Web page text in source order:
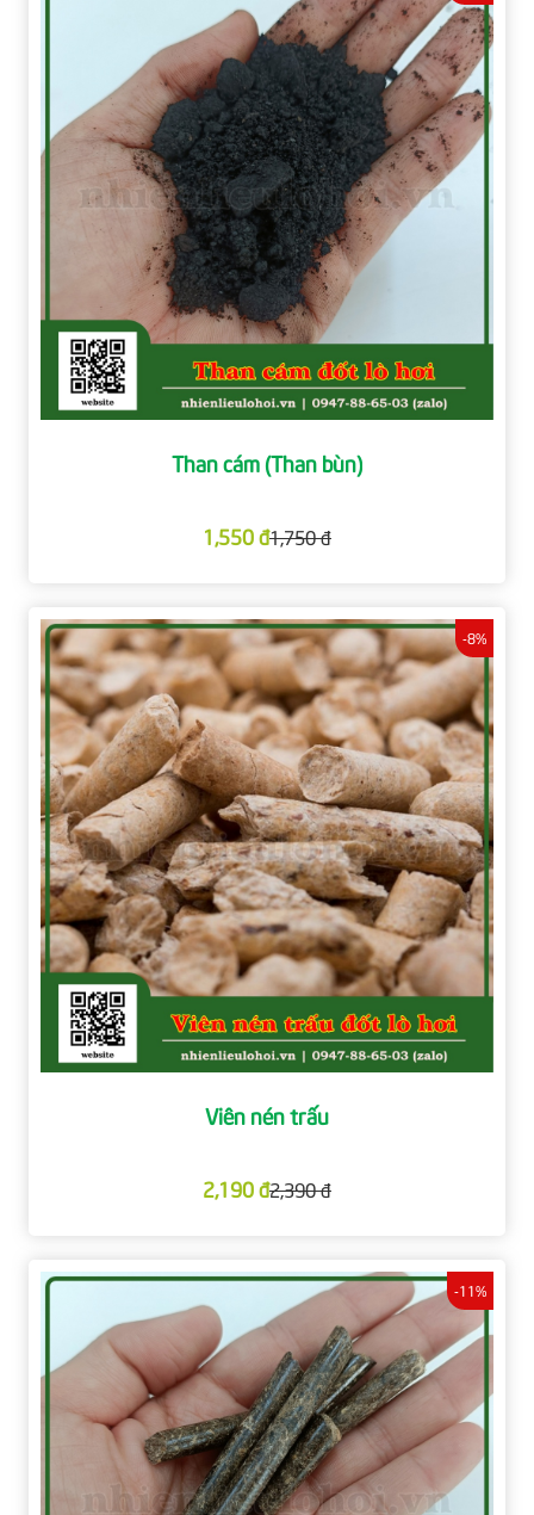
Than cám (Than bùn)
1,550 đ1,750 đ
-8%
Viên nén trấu
2,190 đ2,390 đ
-11%